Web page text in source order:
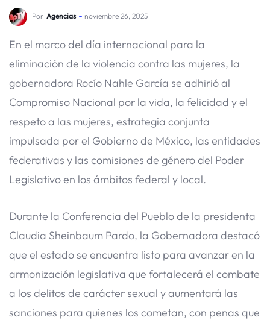
Por Agencias noviembre 26, 2025
En el marco del día internacional para la
eliminación de la violencia contra las mujeres, la
gobernadora Rocío Nahle García se adhirió al
Compromiso Nacional por la vida, la felicidad y el
respeto a las mujeres, estrategia conjunta
impulsada por el Gobierno de México, las entidades
federativas y las comisiones de género del Poder
Legislativo en los ámbitos federal y local.
Durante la Conferencia del Pueblo de la presidenta
Claudia Sheinbaum Pardo, la Gobernadora destacó
que el estado se encuentra listo para avanzar en la
armonización legislativa que fortalecerá el combate
a los delitos de carácter sexual y aumentará las
sanciones para quienes los cometan, con penas que